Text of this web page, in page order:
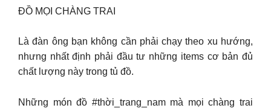
ĐỒ MỌI CHÀNG TRAI
Là đàn ông bạn không cần phải chạy theo xu hướng,
nhưng nhất định phải đầu tư những items cơ bản đủ
chất lượng này trong tủ đồ.
Những món đồ #thời_trang_nam mà mọi chàng trai